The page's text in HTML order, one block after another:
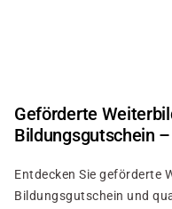
Geförderte
Bildungsgutschein
Entdecken Sie geförderte
Bildungsgutschein und